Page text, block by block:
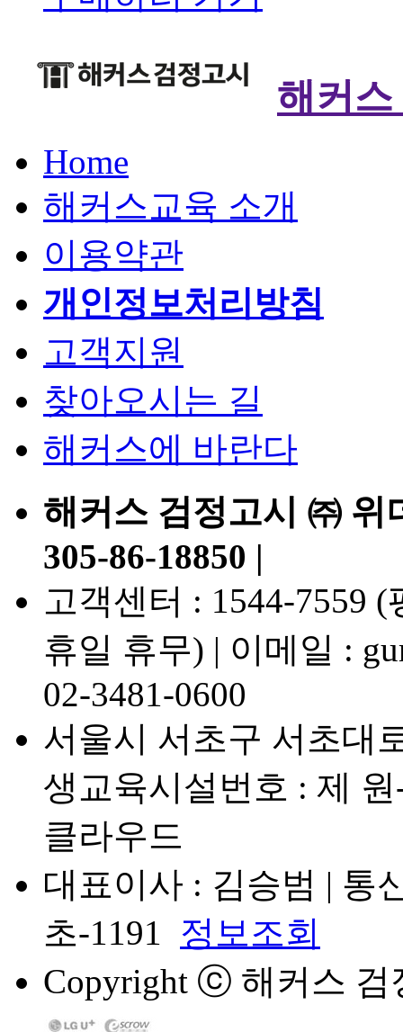
해커
Home
해커스교육 소개
이용약관
개인정보처리방침
고객지원
찾아오시는 길
해커스에 바란다
해커스 검정고시 ㈜ 위
305-86-18850 |
고객센터 : 1544-7559
휴일 휴무) | 이메일 :
02-3481-0600
서울시 서초구 서초대
생교육시설번호 : 제
클라우드
대표이사 : 김승범 | 통
초-1191 정보조회
Copyright ⓒ 해커스 검